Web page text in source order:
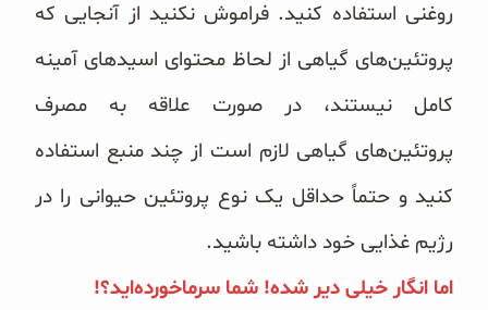
روغنی استفاده کنید. فراموش نکنید از آنجایی که
پروتئین‌های گیاهی از لحاظ محتوای اسیدهای آمینه
کامل نیستند، در صورت علاقه به مصرف
پروتئین‌های گیاهی لازم است از چند منبع استفاده
کنید و حتماً حداقل یک نوع پروتئین حیوانی را در
رژیم غذایی خود داشته باشید.
اما انگار خیلی دیر شده! شما سرماخورده‌اید؟!